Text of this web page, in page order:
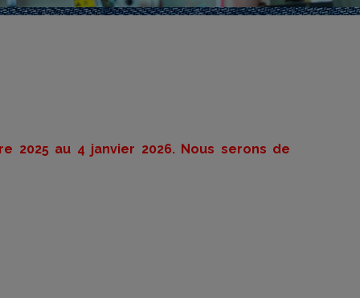
2025 au 4 janvier 2026. Nous serons de